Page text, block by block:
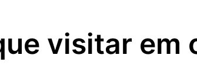
visitar em